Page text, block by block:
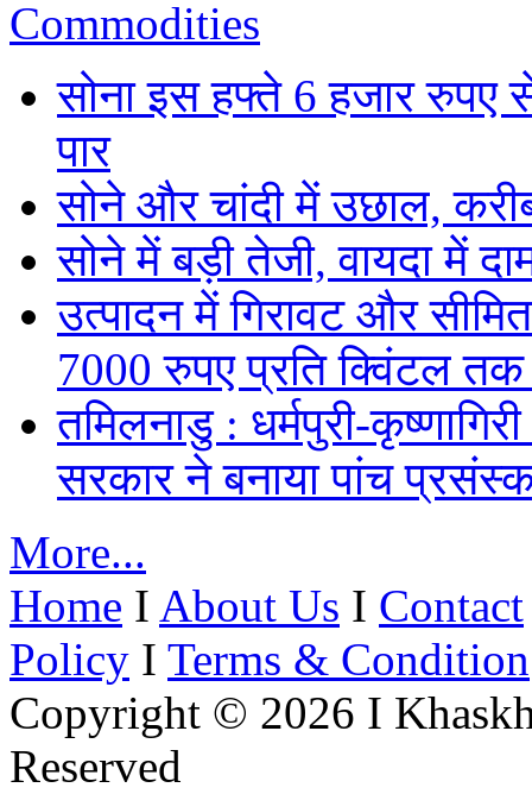
Commodities
सोना इस हफ्ते 6 हजार
पार
सोने और चांदी में उछाल,
सोने में बड़ी तेजी, वायदा में
उत्पादन में गिरावट और
7000 रुपए प्रति क्विंटल
तमिलनाडु : धर्मपुरी-
सरकार ने बनाया पांच
More...
Home I About Us I Contact
Policy I Terms & Condition
Copyright © 2026 I
Reserved